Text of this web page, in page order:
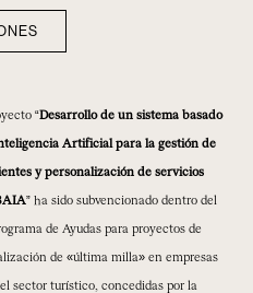
“Desarrollo de un sistema basado
Artificial para la gestión de
y personalización de servicios
” ha sido subvencionado dentro del
de Ayudas para proyectos de
de «última milla» en empresas
sector turístico, concedidas por la